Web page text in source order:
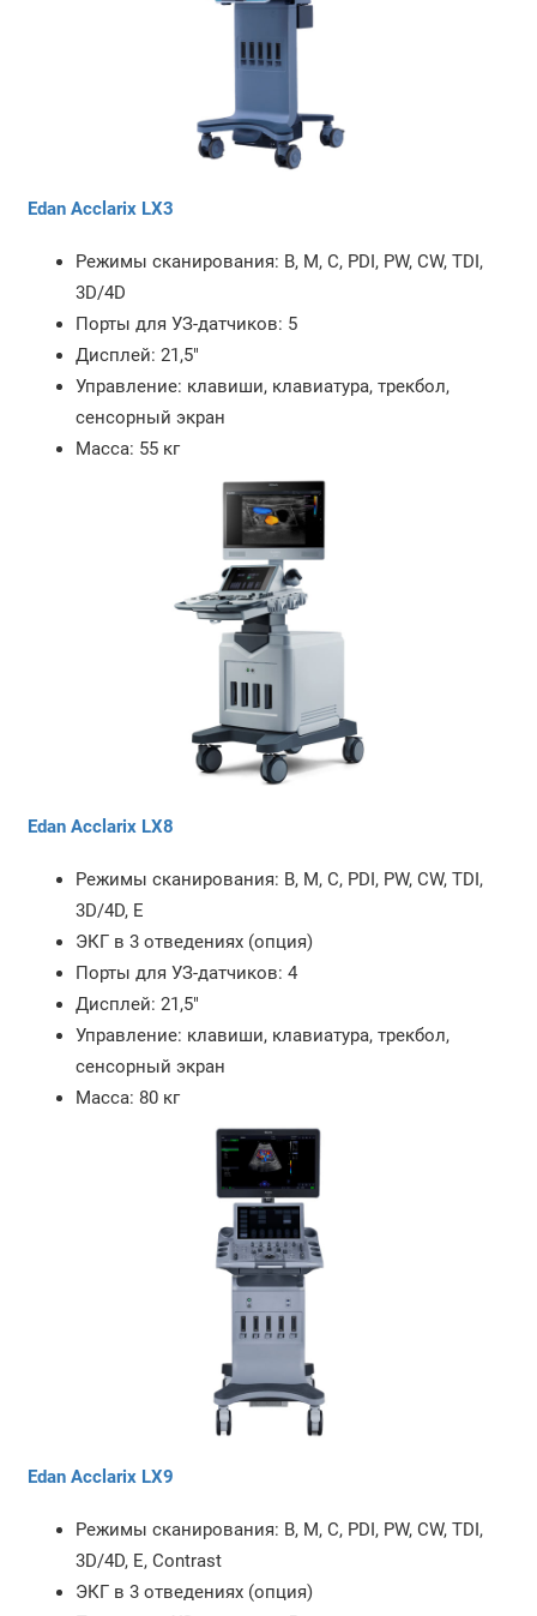
Edan Acclarix LX3
Режимы сканирования: B, M, C, PDI, PW, CW, TDI,
3D/4D
Порты для УЗ-датчиков: 5
Дисплей: 21,5"
Управление: клавиши, клавиатура, трекбол,
сенсорный экран
Масса: 55 кг
Edan Acclarix LX8
Режимы сканирования: B, M, C, PDI, PW, CW, TDI,
3D/4D, E
ЭКГ в 3 отведениях (опция)
Порты для УЗ-датчиков: 4
Дисплей: 21,5"
Управление: клавиши, клавиатура, трекбол,
сенсорный экран
Масса: 80 кг
Edan Acclarix LX9
Режимы сканирования: B, M, C, PDI, PW, CW, TDI,
3D/4D, E, Contrast
ЭКГ в 3 отведениях (опция)